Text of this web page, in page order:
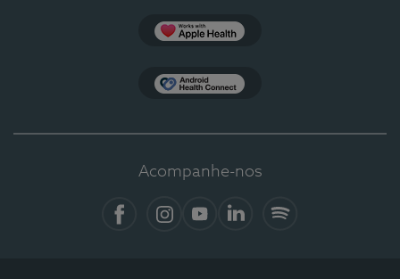
Acompanhe-nos